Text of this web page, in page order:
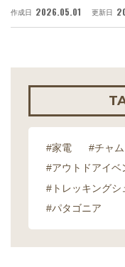
作成日 2026.05.01 更新日
#家電 #チャム
#アウトドアイベ
#トレッキングシ
#パタゴニア